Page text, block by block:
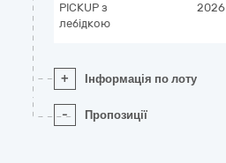
PICKUP з
лебідкою
2026
+ Інформація по лоту
- Пропозиції